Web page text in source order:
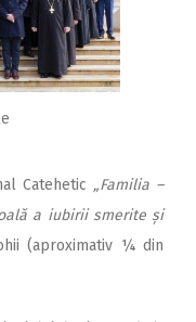
Catehetic „Familia –
a iubirii smerite și
(aproximativ ¼ din